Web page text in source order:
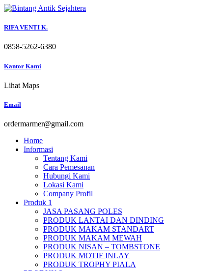
Skip
content
RIFA VENTI K.
0858-5262-6380
Kantor Kami
Lihat Maps
Email
ordermarmer@gmail.com
Home
Informasi
Tentang Kami
Cara Pemesanan
Hubungi Kami
Lokasi Kami
Company Profil
Produk 1
JASA PASANG POLES
PRODUK LANTAI DAN DINDING
PRODUK MAKAM STANDART
PRODUK MAKAM MEWAH
PRODUK NISAN – TOMBSTONE
PRODUK MOTIF INLAY
PRODUK TROPHY PIALA